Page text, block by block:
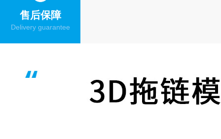
售后保障
Delivery guarantee